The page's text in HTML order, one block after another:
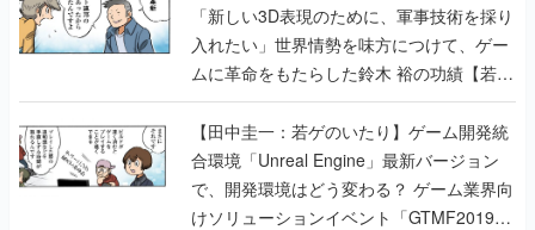
「新しい3D表現のために、軍事技術を採り
入れたい」世界情勢を味方につけて、ゲー
ムに革命をもたらした鈴木 裕の功績【若ゲ
のいたり】
【田中圭一：若ゲのいたり】ゲーム開発統
合環境「Unreal Engine」最新バージョン
で、開発環境はどう変わる？ ゲーム業界向
けソリューションイベント「GTMF2019」